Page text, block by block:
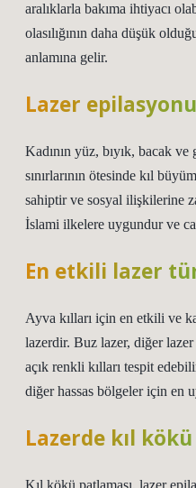
aralıklarla bakıma ihtiyacı
olasılığının daha düşük
anlamına gelir.
Lazer
Kadının yüz, bıyık, bacak
sınırlarının ötesinde kıl
sahiptir ve sosyal ilişkilerine
İslami ilkelere uygundur ve
En etkili lazer
Ayva kılları için en etkili ve
lazerdir. Buz lazer, diğer
açık renkli kılları tespit
diğer hassas bölgeler için en
Lazerde kıl
Kıl kökü patlaması, lazer